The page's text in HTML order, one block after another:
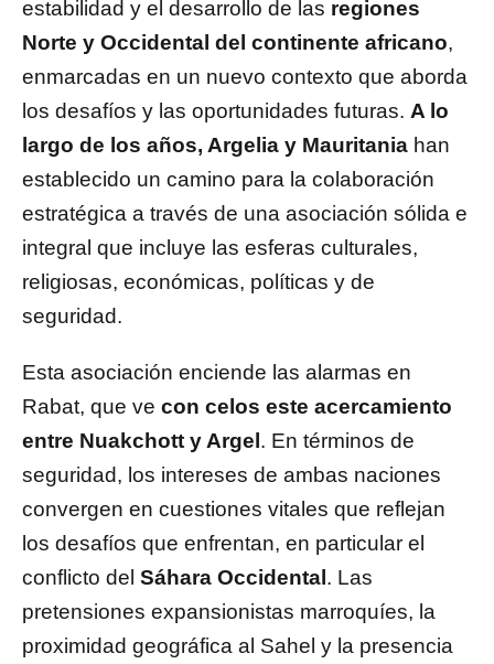
estabilidad y el desarrollo de las regiones
Norte y Occidental del continente africano,
enmarcadas en un nuevo contexto que aborda
los desafíos y las oportunidades futuras. A lo
largo de los años, Argelia y Mauritania han
establecido un camino para la colaboración
estratégica a través de una asociación sólida e
integral que incluye las esferas culturales,
religiosas, económicas, políticas y de
seguridad.
Esta asociación enciende las alarmas en
Rabat, que ve con celos este acercamiento
entre Nuakchott y Argel. En términos de
seguridad, los intereses de ambas naciones
convergen en cuestiones vitales que reflejan
los desafíos que enfrentan, en particular el
conflicto del Sáhara Occidental. Las
pretensiones expansionistas marroquíes, la
proximidad geográfica al Sahel y la presencia